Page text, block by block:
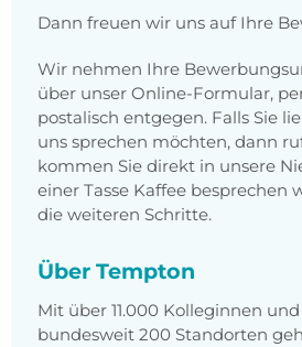
Dann freuen wir uns auf Ihre
Wir nehmen Ihre
über unser Online-Formular,
postalisch entgegen. Falls Sie
uns sprechen möchten, dann
kommen Sie direkt in unsere
einer Tasse Kaffee besprechen
die weiteren Schritte.
Über Tempton
Mit über 11.000 Kolleginnen
bundesweit 200 Standorten